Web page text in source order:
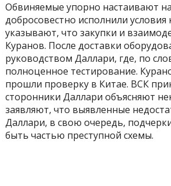
Обвиняемые упорно настаивают
добросовестно исполнили
указывают, что закупки и
Куранов. После доставки
руководством Даллари, где, по
полноценное тестирование.
прошли проверку в Китае. ВСК
сторонники Даллари объясняют
заявляют, что выявленные
Даллари, в свою очередь,
быть частью преступной схемы.